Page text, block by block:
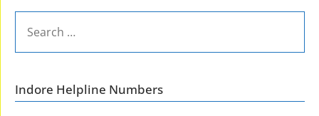
FOR:
Indore Helpline Numbers